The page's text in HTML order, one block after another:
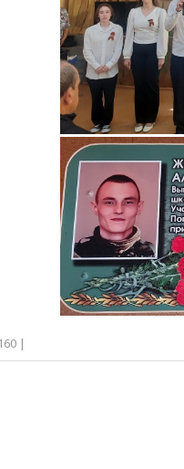
160 |